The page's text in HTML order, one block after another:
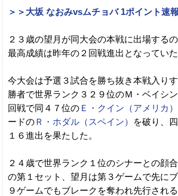
＞＞大坂 なおみvsムチョバ 1ポイント速
２３歳の望月が同大会の本戦に出場する
最高成績は昨年の２回戦進出となっていた
今大会は予選３試合を勝ち抜き本戦入り
勝者で世界ランク３２９位のＭ・ベイシ
回戦で同４７位の Ｅ・クイン（アメリカ）
ードのＲ・ホダル（スペイン）
を破り、
１６進出を果たした。
２４歳で世界ランク１位のシナーとの顔
の第１セット、望月は第３ゲームで先に
９ゲームでもブレークを奪われ先行される